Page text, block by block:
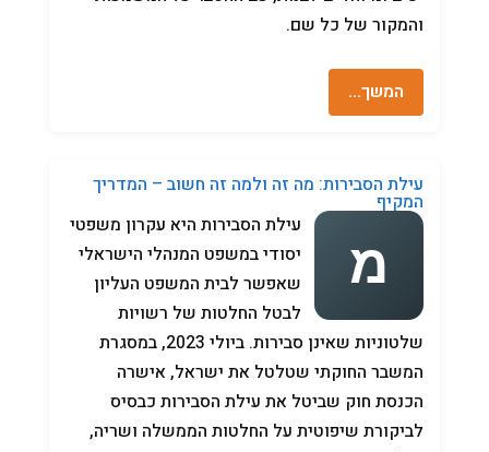
והמקור של כל שם.
המשך…
עילת הסבירות: מה זה ולמה זה חשוב – המדריך
המקיף
עילת הסבירות היא עקרון משפטי
יסודי במשפט המנהלי הישראלי
שאפשר לבית המשפט העליון
לבטל החלטות של רשויות
שלטוניות שאינן סבירות. ביולי 2023, במסגרת
המשבר החוקתי שטלטל את ישראל, אישרה
הכנסת חוק שביטל את עילת הסבירות כבסיס
לביקורת שיפוטית על החלטות הממשלה ושריה,